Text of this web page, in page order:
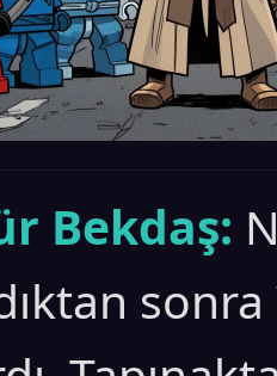
Bekdaş: